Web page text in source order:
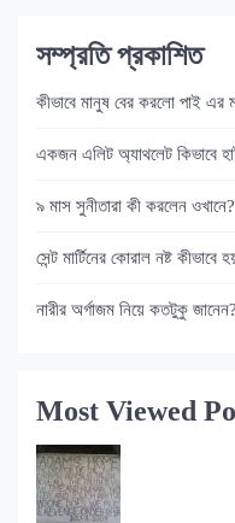
সম্প্রতি প্রকাশিত
কীভাবে মানুষ বের করলো পাই এর
একজন এলিট অ্যাথলেট কিভাবে
৯ মাস সুনীতারা কী করলেন ওখানে?
সেন্ট মার্টিনের কোরাল নষ্ট কীভাবে
নারীর অর্গাজম নিয়ে কতটুকু জানেন?
Most Viewed